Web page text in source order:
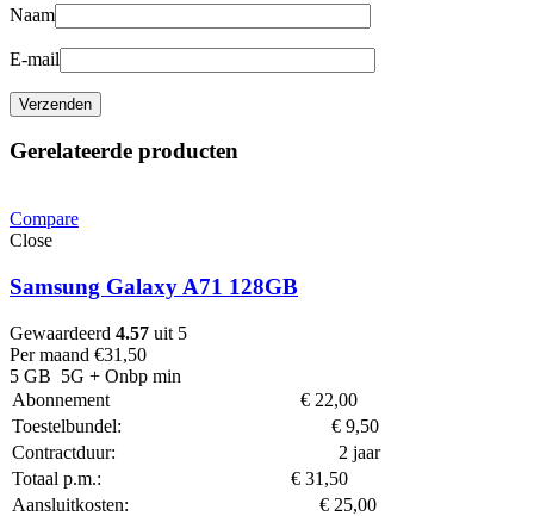
Naam
E-mail
Gerelateerde producten
Compare
Close
Samsung Galaxy A71 128GB
Gewaardeerd 4.57 uit 5
Per maand €31,50
5 GB 5G + Onbp min
Abonnement
€ 22,00
Toestelbundel:
€ 9,50
Contractduur:
2 jaar
Totaal p.m.:
€ 31,50
Aansluitkosten:
€ 25,00